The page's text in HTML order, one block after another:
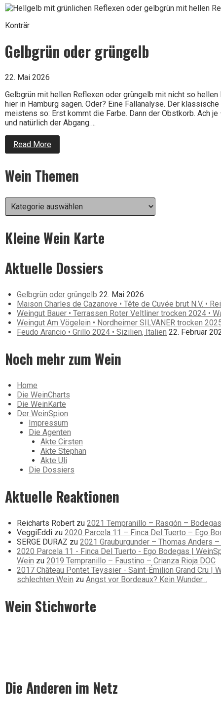
ist
zu
kurz
für
schlechten
Wein
Konträr
Gelbgrün oder grüngelb
22. Mai 2026
Gelbgrün mit hellen Reflexen oder grüngelb mit nicht so
hier in Hamburg sagen. Oder? Eine Fallanalyse. Der
meistens so: Erst kommt die Farbe. Dann der Obstkorb. Ach
und natürlich der Abgang….
Read More
Gelbgrün
Asides
Wein Themen
Wein
Themen
Kleine Wein Karte
Aktuelle Dossiers
Gelbgrün oder grüngelb 22. Mai 2026
Maison Charles de Cazanove • Tête de Cuvée brut N.V. •
Weingut Bauer • Terrassen Roter Veltliner trocken 2024 •
Weingut Am Vögelein • Nordheimer SILVANER trocken
Feudo Arancio • Grillo 2024 • Sizilien, Italien 22. Februar
Noch mehr zum Wein
Home
Die WeinCharts
Die WeinKarte
Der WeinSpion
Impressum
Die Agenten
Akte Cirsten
Akte Stephan
Akte Uli
Die Dossiers
Aktuelle Reaktionen
Reicharts Robert zu 2021 Tempranillo – Rasgón –
VeggiEddi zu 2020 Parcela 11 – Finca Del Tuerto – Ego
SERGE DURAZ zu 2021 Grauburgunder – Thomas Anders
2020 Parcela 11 - Finca Del Tuerto - Ego Bodegas |
Wein zu 2019 Tempranillo – Faustino – Crianza Rioja DOC
2017 Château Pontet Teyssier - Saint-Émilion Grand Cru |
schlechten Wein zu Angst vor Bordeaux? Kein Wunder…
Wein Stichworte
Die Anderen im Netz